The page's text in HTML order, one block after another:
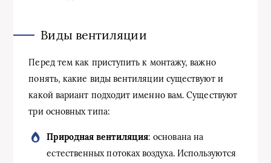
Виды вентиляции
Перед тем как приступить к монтажу, важно
понять, какие виды вентиляции существуют и
какой вариант подходит именно вам. Существуют
три основных типа:
Природная вентиляция: основана на
естественных потоках воздуха. Используются